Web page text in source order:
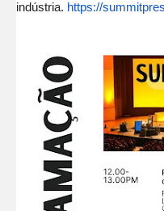
indústria. https://